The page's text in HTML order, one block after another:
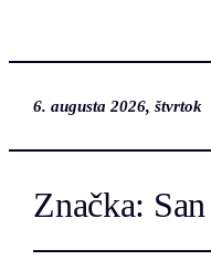
6. augusta 2026, štvrtok
Značka: